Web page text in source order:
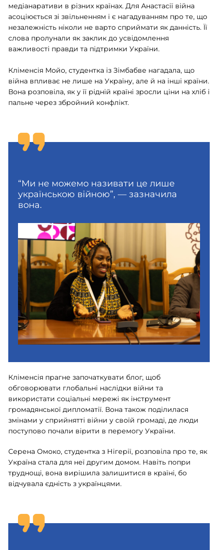
медіанаративи в різних країнах. Для Анастасії війна
асоціюється зі звільненням і є нагадуванням про те, що
незалежність ніколи не варто сприймати як данність. Її
слова пролунали як заклик до усвідомлення
важливості правди та підтримки України.
Кліменсія Мойо, студентка із Зімбабве нагадала, що
війна впливає не лише на Україну, але й на інші країни.
Вона розповіла, як у її рідній країні зросли ціни на хліб і
пальне через збройний конфлікт.
“Ми не можемо називати це лише
українською війною”, — зазначила
вона.
Кліменсія прагне започаткувати блог, щоб
обговорювати глобальні наслідки війни та
використати соціальні мережі як інструмент
громадянської дипломатії. Вона також поділилася
змінами у сприйнятті війни у своїй громаді, де люди
поступово почали вірити в перемогу України.
Серена Омоко, студентка з Нігерії, розповіла про те, як
Україна стала для неї другим домом. Навіть попри
труднощі, вона вирішила залишитися в країні, бо
відчувала єдність з українцями.